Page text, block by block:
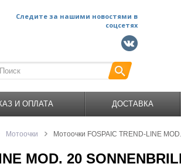
Следите за нашими новостями в
соцсетях
И ОПЛАТА ДОСТАВКА
Мотоочки Мотоочки FOSPAIC TREND-LINE
MOD. 20